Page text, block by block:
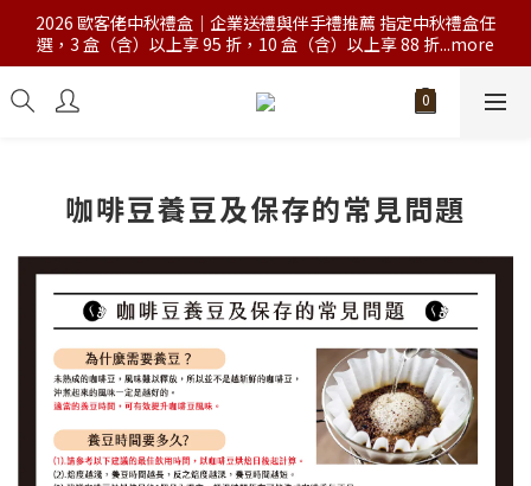
2026 歐客佬中秋禮盒｜企業送禮與伴手禮推薦 指定中秋禮盒任
選，3 盒（含）以上享 95 折，10 盒（含）以上享 88 折...more
咖啡豆養豆及保存的常見問題